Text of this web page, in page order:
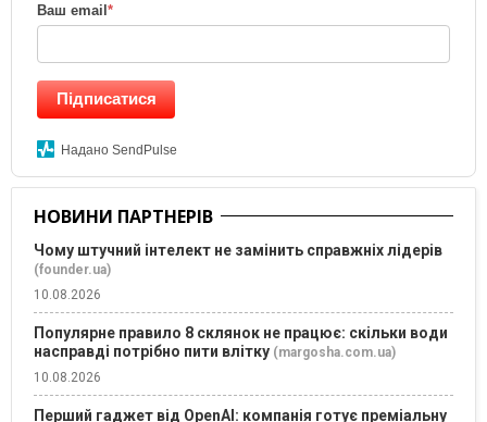
Ваш email*
Підписатися
Надано SendPulse
НОВИНИ ПАРТНЕРІВ
Чому штучний інтелект не замінить справжніх лідерів
(founder.ua)
10.08.2026
Популярне правило 8 склянок не працює: скільки води
насправді потрібно пити влітку (margosha.com.ua)
10.08.2026
Перший гаджет від OpenAI: компанія готує преміальну